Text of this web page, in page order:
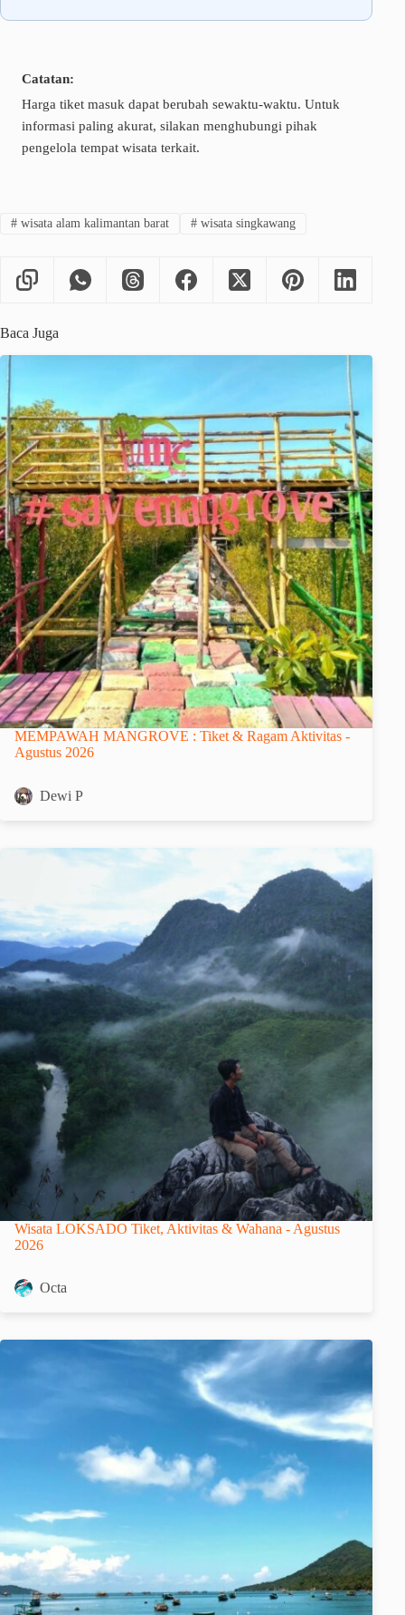
Catatan:
Harga tiket masuk dapat berubah sewaktu-waktu. Untuk
informasi paling akurat, silakan menghubungi pihak
pengelola tempat wisata terkait.
#wisata alam kalimantan barat #wisata singkawang
Baca Juga
MEMPAWAH MANGROVE : Tiket & Ragam Aktivitas -
Agustus 2026
Dewi P
Wisata LOKSADO Tiket, Aktivitas & Wahana - Agustus
2026
Octa